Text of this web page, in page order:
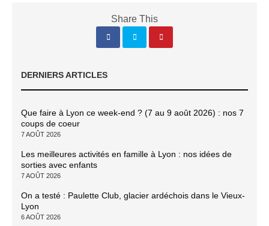
Share This
DERNIERS ARTICLES
Que faire à Lyon ce week-end ? (7 au 9 août 2026) : nos 7
coups de coeur
7 AOÛT 2026
Les meilleures activités en famille à Lyon : nos idées de
sorties avec enfants
7 AOÛT 2026
On a testé : Paulette Club, glacier ardéchois dans le Vieux-
Lyon
6 AOÛT 2026